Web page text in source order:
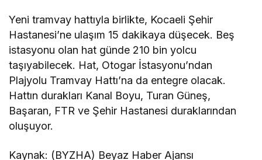
Yeni tramvay hattıyla birlikte, Kocaeli Şehir
Hastanesi’ne ulaşım 15 dakikaya düşecek. Beş
istasyonu olan hat günde 210 bin yolcu
taşıyabilecek. Hat, Otogar İstasyonu’ndan
Plajyolu Tramvay Hattı’na da entegre olacak.
Hattın durakları Kanal Boyu, Turan Güneş,
Başaran, FTR ve Şehir Hastanesi duraklarından
oluşuyor.
Kaynak: (BYZHA) Beyaz Haber Ajansı